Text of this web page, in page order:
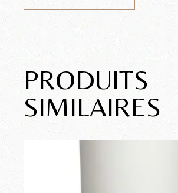
PRODUITS
SIMILAIRES